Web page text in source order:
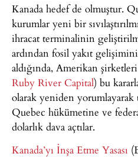
Kanada hedef de olmuştur.
kurumlar yeni bir
ihracat terminalinin
ardından fosil yakıt
aldığında, Amerikan
Ruby River Capital) bu
olarak yeniden
Quebec hükümetine ve
dolarlık dava açtılar.
Kanada’yı İnşa Etme Yasası